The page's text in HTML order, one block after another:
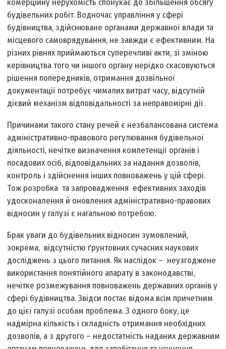
комерційну нерухомість спонукає до збільшення обсягу
будівельних робіт. Водночас управління у сфері
будівництва, здійснюване органами державної влади та
місцевого самоврядування, не завжди є ефективним. На
різних рівнях приймаються суперечливі акти, зі зміною
керівництва того чи іншого органу нерідко скасовуються
рішення попередників, отримання дозвільної
документації потребує чималих витрат часу, відсутній
дієвий механізм відповідальності за неправомірні дії.
Причинами такого стану речей є незбалансована система
адміністративно-правового регулювання будівельної
діяльності, нечітке визначення компетенції органів і
посадових осіб, відповідальних за надання дозволів,
контроль і здійснення інших повноважень у цій сфері.
Тож розробка та запровадження ефективних заходів
удосконалення й оновлення адміністративно-правових
відносин у галузі є нагальною потребою.
Брак уваги до будівельних відносин зумовлений,
зокрема, відсутністю ґрунтовних сучасних наукових
досліджень з цього питання. Як наслідок – неузгоджене
використання понятійного апарату в законодавстві,
нечітке розмежування повноважень державних органів у
сфері будівництва. Звідси постає відома всім причетним
до цієї галузі особам проблема. З одного боку, це
надмірна кількість і складність отримання необхідних
дозволів, а з другого – недостатність наданих державним